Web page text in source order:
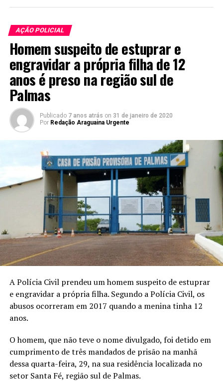
AÇÃO POLICIAL
Homem suspeito de estuprar e
engravidar a própria filha de 12
anos é preso na região sul de
Palmas
Publicado 7 anos atrás on 31 de janeiro de 2020
Por Redação Araguaina Urgente
A Polícia Civil prendeu um homem suspeito de estuprar
e engravidar a própria filha. Segundo a Polícia Civil, os
abusos ocorreram em 2017 quando a menina tinha 12
anos.
O homem, que não teve o nome divulgado, foi detido em
cumprimento de três mandados de prisão na manhã
dessa quarta-feira, 29, na sua residência localizada no
setor Santa Fé, região sul de Palmas.